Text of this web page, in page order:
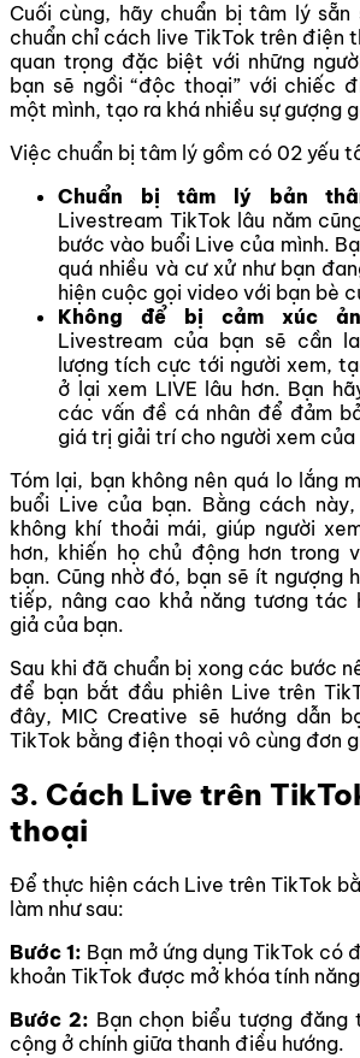
Cuối cùng, hãy chuẩn bị tâm lý sẵn
chuẩn chỉ cách live TikTok trên điện
quan trọng đặc biệt với những
bạn sẽ ngồi “độc thoại” với chiếc
một mình, tạo ra khá nhiều sự gượng
Việc chuẩn bị tâm lý gồm có 02 yếu
Chuẩn bị tâm lý bản
Livestream TikTok lâu năm
bước vào buổi Live của mình.
quá nhiều và cư xử như bạn
hiện cuộc gọi video với bạn bè
Không để bị cảm xúc
Livestream của bạn sẽ cần
lượng tích cực tới người xem,
ở lại xem LIVE lâu hơn. Bạn
các vấn đề cá nhân để đảm
giá trị giải trí cho người xem của
Tóm lại, bạn không nên quá lo lắng
buổi Live của bạn. Bằng cách
không khí thoải mái, giúp người
hơn, khiến họ chủ động hơn trong
bạn. Cũng nhờ đó, bạn sẽ ít ngượng
tiếp, nâng cao khả năng tương tác
giả của bạn.
Sau khi đã chuẩn bị xong các bước
để bạn bắt đầu phiên Live trên
đây, MIC Creative sẽ hướng dẫn
TikTok bằng điện thoại vô cùng đơn
3. Cách Live trên
thoại
Để thực hiện cách Live trên TikTok
làm như sau:
Bước 1: Bạn mở ứng dụng TikTok có
khoản TikTok được mở khóa tính
Bước 2: Bạn chọn biểu tượng đăng
cộng ở chính giữa thanh điều hướng.